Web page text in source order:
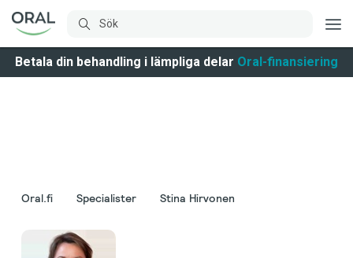
Betala din behandling i lämpliga delar Oral-finansiering
Oral.fi Specialister Stina Hirvonen